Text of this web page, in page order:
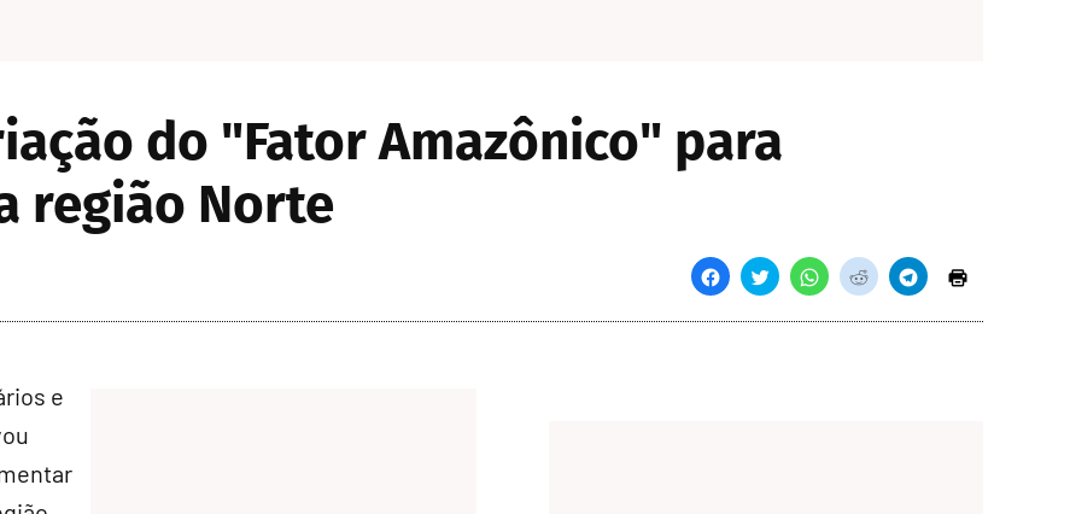
do "Fator Amazônico" para
região Norte
e